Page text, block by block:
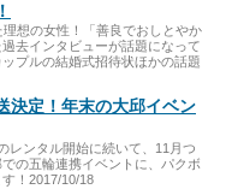
想の女性！「善良でおしとやか
去インタビューが話題になって
プルの結婚式招待状ほかの話題
決定！年末の大邱イベン
レンタル開始に続いて、11月つ
の五輪連携イベントに、パクボ
！2017/10/18